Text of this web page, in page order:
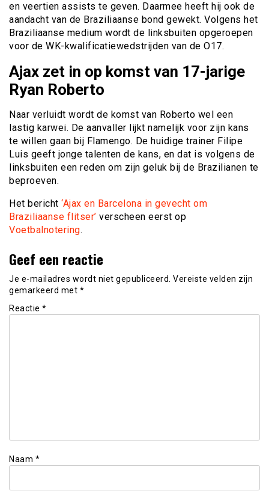
en veertien assists te geven. Daarmee heeft hij ook de
aandacht van de Braziliaanse bond gewekt. Volgens het
Braziliaanse medium wordt de linksbuiten opgeroepen
voor de WK-kwalificatiewedstrijden van de O17.
Ajax zet in op komst van 17-jarige
Ryan Roberto
Naar verluidt wordt de komst van Roberto wel een
lastig karwei. De aanvaller lijkt namelijk voor zijn kans
te willen gaan bij Flamengo. De huidige trainer Filipe
Luis geeft jonge talenten de kans, en dat is volgens de
linksbuiten een reden om zijn geluk bij de Brazilianen te
beproeven.
Het bericht ‘Ajax en Barcelona in gevecht om
Braziliaanse flitser’ verscheen eerst op
Voetbalnotering.
Geef een reactie
Je e-mailadres wordt niet gepubliceerd. Vereiste velden zijn
gemarkeerd met *
Reactie *
Naam *